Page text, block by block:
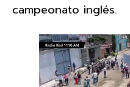
campeonato inglés.